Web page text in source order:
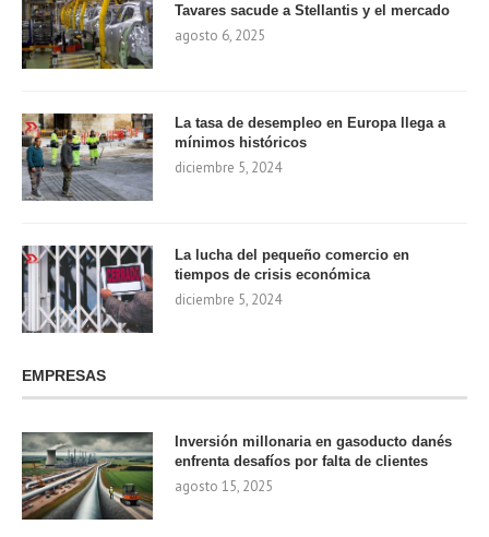
Tavares sacude a Stellantis y el mercado
agosto 6, 2025
La tasa de desempleo en Europa llega a
mínimos históricos
diciembre 5, 2024
La lucha del pequeño comercio en
tiempos de crisis económica
diciembre 5, 2024
EMPRESAS
Inversión millonaria en gasoducto danés
enfrenta desafíos por falta de clientes
agosto 15, 2025